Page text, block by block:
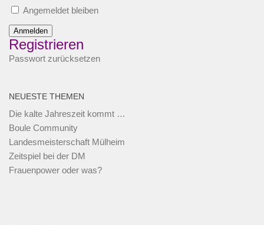
Angemeldet bleiben
Anmelden
Registrieren
Passwort zurücksetzen
NEUESTE THEMEN
Die kalte Jahreszeit kommt …
Boule Community
Landesmeisterschaft Mülheim
Zeitspiel bei der DM
Frauenpower oder was?